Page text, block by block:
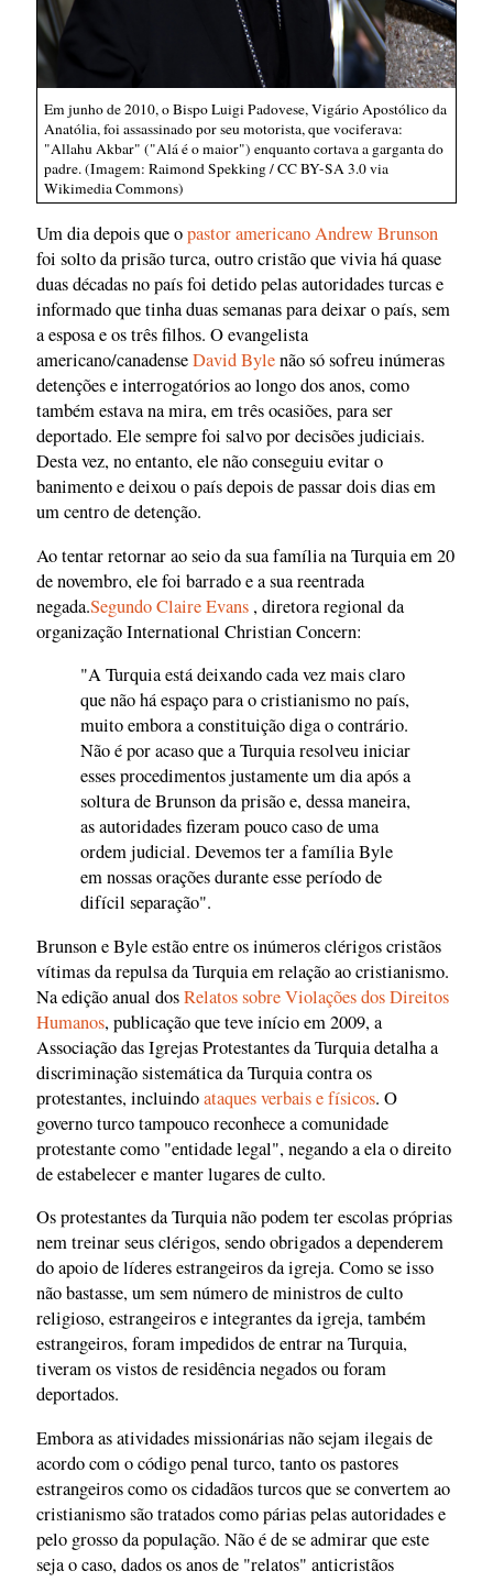
Em junho de 2010, o Bispo Luigi Padovese, Vigário Apostólico da
Anatólia, foi assassinado por seu motorista, que vociferava:
"Allahu Akbar" ("Alá é o maior") enquanto cortava a garganta do
padre. (Imagem: Raimond Spekking / CC BY-SA 3.0 via
Wikimedia Commons)
Um dia depois que opastor americano Andrew Brunson
foi solto da prisão turca, outro cristão que vivia há quase
duas décadas no país foi detido pelas autoridades turcas e
informado que tinha duas semanas para deixar o país, sem
a esposa e os três filhos. O evangelista
americano/canadenseDavid Bylenão só sofreu inúmeras
detenções e interrogatórios ao longo dos anos, como
também estava na mira, em três ocasiões, para ser
deportado. Ele sempre foi salvo por decisões judiciais.
Desta vez, no entanto, ele não conseguiu evitar o
banimento e deixou o país depois de passar dois dias em
um centro de detenção.
Ao tentar retornar ao seio da sua família na Turquia em 20
de novembro, ele foi barrado e a sua reentrada
negada.Segundo Claire Evans , diretora regional da
organização International Christian Concern:
"A Turquia está deixando cada vez mais claro
que não há espaço para o cristianismo no país,
muito embora a constituição diga o contrário.
Não é por acaso que a Turquia resolveu iniciar
esses procedimentos justamente um dia após a
soltura de Brunson da prisão e, dessa maneira,
as autoridades fizeram pouco caso de uma
ordem judicial. Devemos ter a família Byle
em nossas orações durante esse período de
difícil separação".
Brunson e Byle estão entre os inúmeros clérigos cristãos
vítimas da repulsa da Turquia em relação ao cristianismo.
Na edição anual dosRelatos sobre Violações dos Direitos
Humanos, publicação que teve início em 2009, a
Associação das Igrejas Protestantes da Turquia detalha a
discriminação sistemática da Turquia contra os
protestantes, incluindoataques verbais e físicos. O
governo turco tampouco reconhece a comunidade
protestante como "entidade legal", negando a ela o direito
de estabelecer e manter lugares de culto.
Os protestantes da Turquia não podem ter escolas próprias
nem treinar seus clérigos, sendo obrigados a dependerem
do apoio de líderes estrangeiros da igreja. Como se isso
não bastasse, um sem número de ministros de culto
religioso, estrangeiros e integrantes da igreja, também
estrangeiros, foram impedidos de entrar na Turquia,
tiveram os vistos de residência negados ou foram
deportados.
Embora as atividades missionárias não sejam ilegais de
acordo com o código penal turco, tanto os pastores
estrangeiros como os cidadãos turcos que se convertem ao
cristianismo são tratados como párias pelas autoridades e
pelo grosso da população. Não é de se admirar que este
seja o caso, dados os anos de "relatos" anticristãos